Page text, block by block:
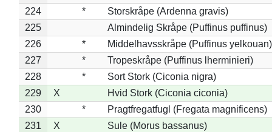
224 *
Storskråpe (Ardenna gravis)
225
Almindelig Skråpe (Puffinus puffinus)
226
*
Middelhavsskråpe (Puffinus yelkouan)
227
*
Tropeskråpe (Puffinus lherminieri)
228
*
Sort Stork (Ciconia nigra)
229
X
Hvid Stork (Ciconia ciconia)
230
*
Pragtfregatfugl (Fregata magnificens)
231
X Sule (Morus bassanus)